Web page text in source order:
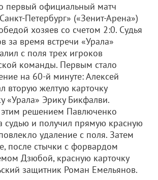
первый официальный матч
Петербург» («Зенит-Арена»)
хозяев со счетом 2:0. Судья
за время встречи «Урала»
с поля трех игроков
команды. Первым стало
на 60-й минуте: Алексей
вторую желтую карточку
«Урала» Эрику Бикфалви.
решением Павлюченко
судью и получил прямую красную
удаление с поля. Затем
после стычки с форвардом
Дзюбой, красную карточку
защитник Роман Емельянов.